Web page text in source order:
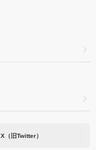
X（旧Twitter）